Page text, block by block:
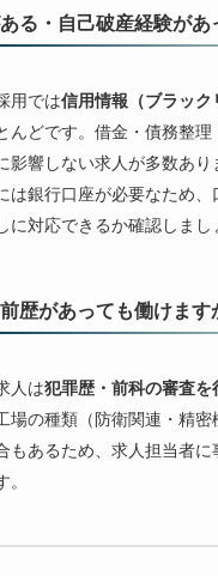
る・自己破産経験があ
用では信用情報（ブラッ
んどです。借金・債務整
影響しない求人が多数あ
は銀行口座が必要なため
に対応できるか確認しまし
歴があっても働けます
人は犯罪歴・前科の審査を
場の種類（防衛関連・精密
もあるため、求人担当者に